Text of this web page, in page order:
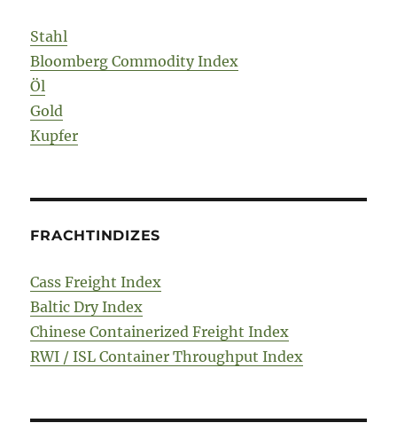
Stahl
Bloomberg Commodity Index
Öl
Gold
Kupfer
FRACHTINDIZES
Cass Freight Index
Baltic Dry Index
Chinese Containerized Freight Index
RWI / ISL Container Throughput Index